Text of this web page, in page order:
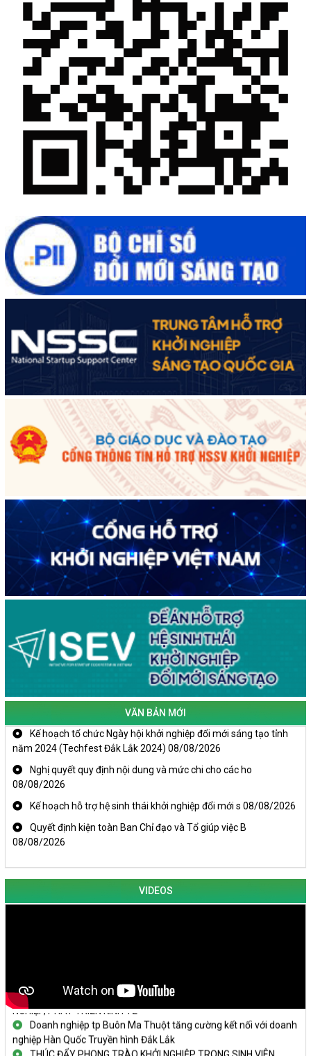
Quảng bá hình ảnh Đắk Lắk đến bạn bè trong nước và quốc tế
Mời tham gia Hội chợ triển lãm chuyên ngành Cà phê và sản
Kịch bản tăng trưởng kinh tế năm 2025: Khơi thông mọi nguồn
lực cho phát triển
Đắk Lắk xây dựng kịch bản tăng trưởng kinh tế - xã hội năm
VĂN BẢN MỚI
Kế hoạch tổ chức Ngày hội khởi nghiệp đổi mới sáng tạo tỉnh
năm 2024 (Techfest Đắk Lắk 2024) 08/08/2026
Nghị quyết quy định nội dung và mức chi cho các ho
08/08/2026
Kế hoạch hỗ trợ hệ sinh thái khởi nghiệp đổi mới s 08/08/2026
Quyết định kiện toàn Ban Chỉ đạo và Tổ giúp việc B
08/08/2026
VIDEOS
PHÁT HUY VAI TRÒ CỦA PHỤ NỮ TRONG SÁNG TẠO KHỞI
NGHIỆP, PHÁT TRIỂN KINH TẾ
Doanh nghiệp tp Buôn Ma Thuột tăng cường kết nối với doanh
nghiệp Hàn Quốc Truyền hình Đắk Lắk
THÚC ĐẨY PHONG TRÀO KHỞI NGHIỆP TRONG SINH VIÊN